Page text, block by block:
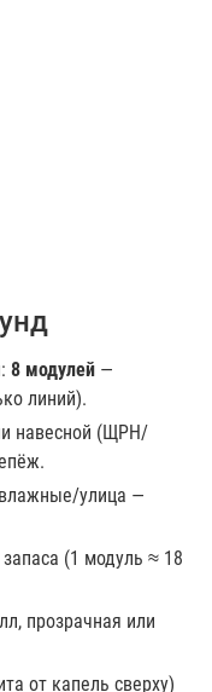
8 модулей —
линий).
навесной (ЩРН/
улица —
(1 модуль ≈ 18
прозрачная или
от капель сверху)